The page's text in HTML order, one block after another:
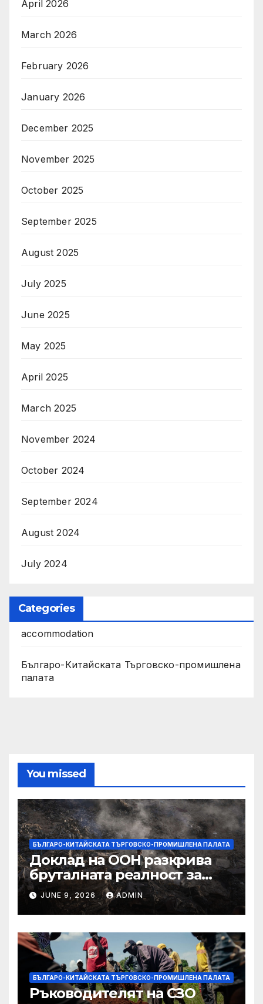
April 2026
March 2026
February 2026
January 2026
December 2025
November 2025
October 2025
September 2025
August 2025
July 2025
June 2025
May 2025
April 2025
March 2025
November 2024
October 2024
September 2024
August 2024
July 2024
Categories
accommodation
Българо-Китайската Търговско-промишлена
палата
You missed
БЪЛГАРО-КИТАЙСКАТА ТЪРГОВСКО-ПРОМИШЛЕНА ПАЛАТА
Доклад на ООН разкрива
бруталната реалност за
палестинците в Газа,
Западния бряг
JUNE 9, 2026 ADMIN
БЪЛГАРО-КИТАЙСКАТА ТЪРГОВСКО-ПРОМИШЛЕНА ПАЛАТА
Ръководителят на СЗО